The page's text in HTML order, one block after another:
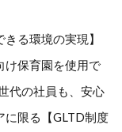
る環境の実現】
け保育園を使用で
代の社員も、安心
限る【GLTD制度